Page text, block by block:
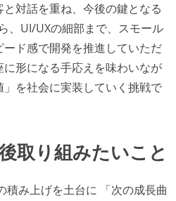
対話を重ね、今後の鍵となる
、UI/UXの細部まで、スモール
ド感で開発を推進していただ
形になる手応えを味わいなが
を社会に実装していく挑戦で
取り組みたいこと
み上げを土台に 「次の成長曲